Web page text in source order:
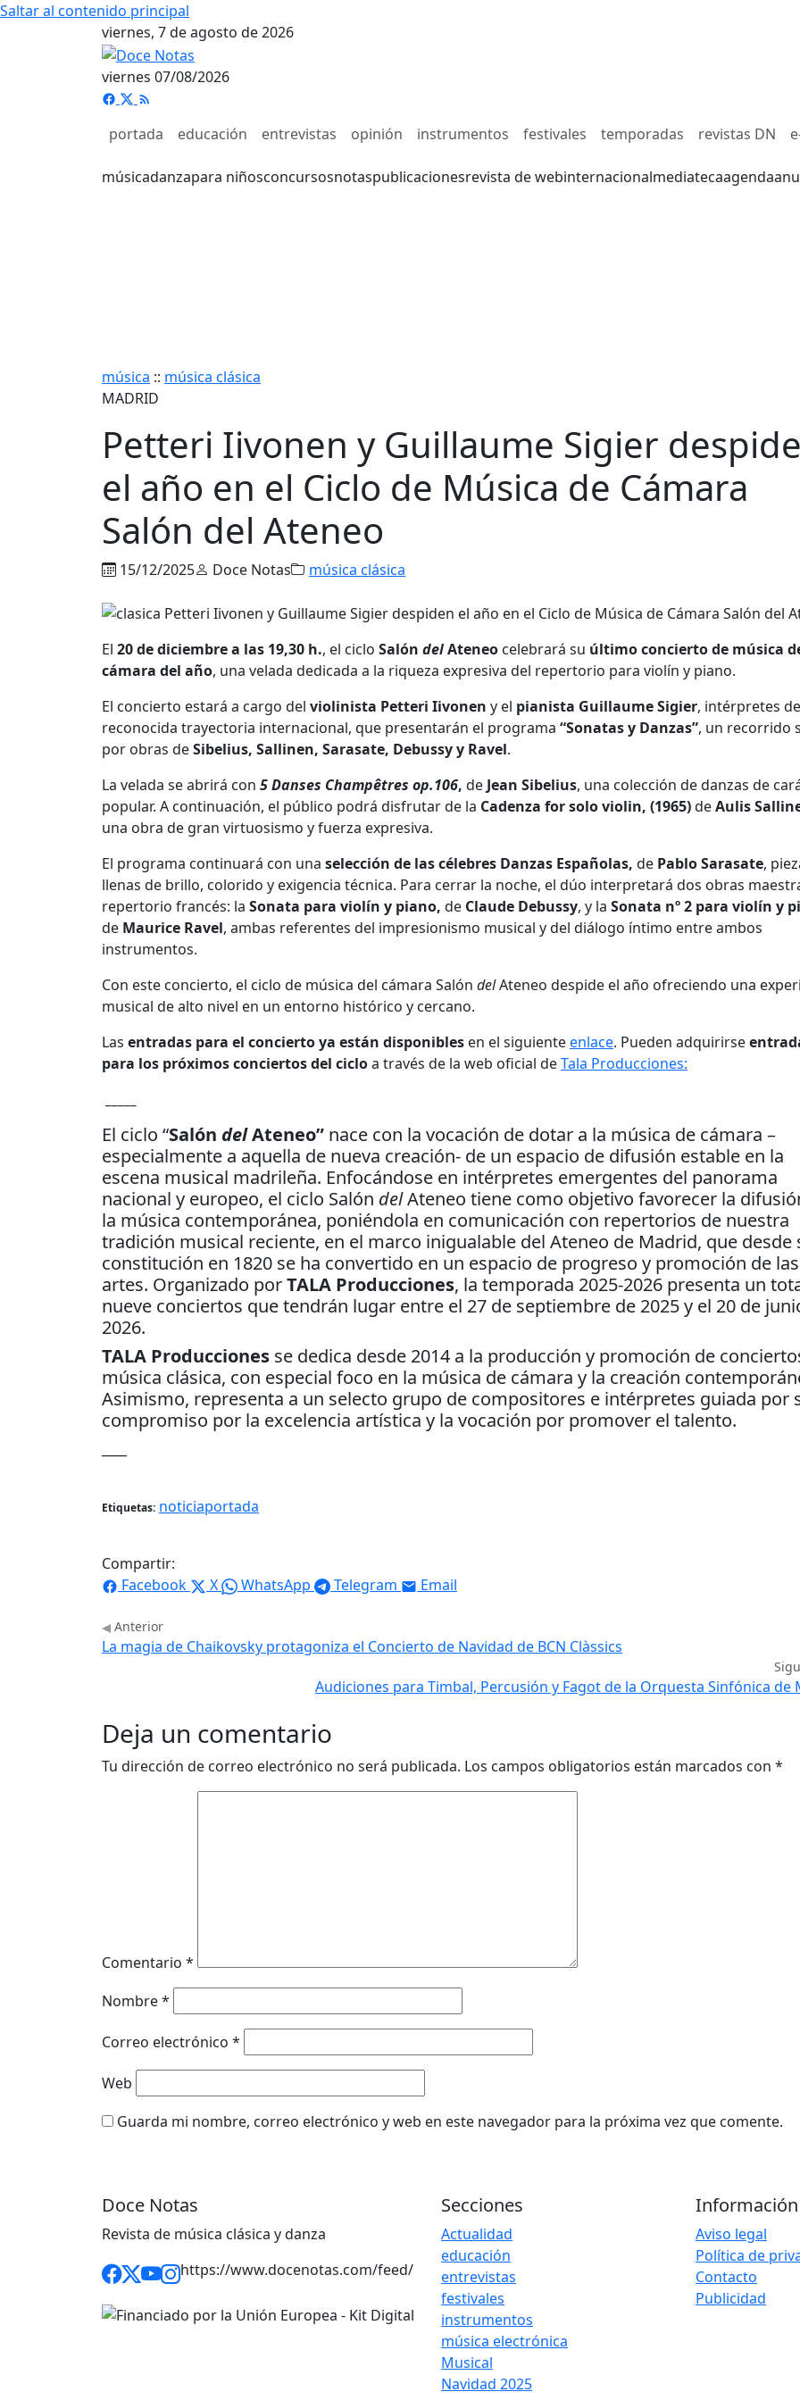
Saltar al contenido principal
viernes, 7 de agosto de 2026
viernes 07/08/2026
portada educación entrevistas opinión instrumentos festivales temporadas revistas DN
músicadanzapara niñosconcursosnotaspublicacionesrevista de webinternacionalmediatecaagenda
música :: música clásica
MADRID
Petteri Iivonen y Guillaume Sigier
el año en el Ciclo de Música de Cámara
Salón del Ateneo
15/12/2025 Doce Notas música clásica
El 20 de diciembre a las 19,30 h., el ciclo Salón delAteneo celebrará su último concierto de música
cámara del año, una velada dedicada a la riqueza expresiva del repertorio para violín y piano.
El concierto estará a cargo del violinista Petteri Iivonen y el pianista Guillaume Sigier, intérpretes de
reconocida trayectoria internacional, que presentarán el programa “Sonatas y Danzas”, un recorrido
por obras deSibelius, Sallinen, Sarasate, Debussy y Ravel.
La velada se abrirá con 5 Danses Champêtres op.106, deJean Sibelius, una colección de danzas de
popular. A continuación, el público podrá disfrutar de la Cadenza for solo violin, (1965)deAulis
una obra de gran virtuosismo y fuerza expresiva.
El programa continuará con una selección de las célebres Danzas Españolas, de Pablo Sarasate,
llenas de brillo, colorido y exigencia técnica. Para cerrar la noche, el dúo interpretará dos obras
repertorio francés: la Sonata para violín y piano, de Claude Debussy, y la Sonata nº 2 para violín y
de Maurice Ravel, ambas referentes del impresionismo musical y del diálogo íntimo entre ambos
instrumentos.
Con este concierto, el ciclo de música del cámara Salón delAteneo despide el año ofreciendo una
musical de alto nivel en un entorno histórico y cercano.
Las entradas para el concierto ya están disponibles en el siguienteenlace. Pueden adquirirse
para los próximos conciertos del cicloa través de la web oficial deTala Producciones:
El ciclo “Salón delAteneo” nace con la vocación de dotar a la música de cámara –
especialmente a aquella de nueva creación- de un espacio de difusión estable en la
escena musical madrileña. Enfocándose en intérpretes emergentes del panorama
nacional y europeo, el ciclo Salón delAteneo tiene como objetivo favorecer la
la música contemporánea, poniéndola en comunicación con repertorios de nuestra
tradición musical reciente, en el marco inigualable del Ateneo de Madrid, que desde
constitución en 1820 se ha convertido en un espacio de progreso y promoción de las
artes. Organizado porTALA Producciones, la temporada 2025-2026 presenta un
nueve conciertos que tendrán lugar entre el 27 de septiembre de 2025 y el 20 de
2026.
TALA Producciones se dedica desde 2014 a la producción y promoción de
música clásica, con especial foco en la música de cámara y la creación
Asimismo, representa a un selecto grupo de compositores e intérpretes guiada por
compromiso por la excelencia artística y la vocación por promover el talento.
Etiquetas: noticiaportada
Compartir:
Facebook
X WhatsApp Telegram Email
Anterior
La magia de Chaikovsky protagoniza el Concierto de Navidad de BCN Clàssics
Audiciones para Timbal, Percusión y Fagot de la Orquesta Sinfónica de
Deja un comentario
Tu dirección de correo electrónico no será publicada. Los campos obligatorios están marcados con *
Comentario *
Nombre*
Correo electrónico *
Web
Guarda mi nombre, correo electrónico y web en este navegador para la próxima vez que comente.
Doce Notas
Revista de música clásica y danza
https://www.docenotas.com/feed/
Secciones
Actualidad
educación
entrevistas
festivales
instrumentos
música electrónica
Musical
Navidad 2025
Información
Aviso legal
Política de
Contacto
Publicidad